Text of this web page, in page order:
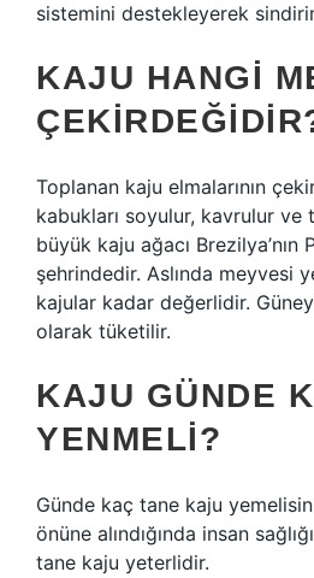
sistemini destekleyerek
KAJU HANGI
Toplanan kaju elmalarının
kabukları soyulur, kavrulur ve
büyük kaju ağacı Brezilya’nın
şehrindedir. Aslında meyvesi
kajular kadar değerlidir.
olarak tüketilir.
KAJU GÜNDE
YENMELI?
Günde kaç tane kaju
önüne alındığında insan
tane kaju yeterlidir.